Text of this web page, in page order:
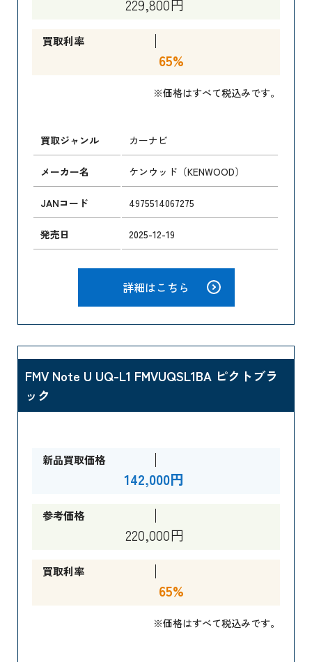
229,800円
買取利率
65%
※価格はすべて税込みです。
買取ジャンル カーナビ
メーカー名 ケンウッド（KENWOOD）
JANコード 4975514067275
発売日 2025-12-19
詳細はこちら
FMV Note U UQ-L1 FMVUQSL1BA ピクトブラ
ック
新品買取価格
142,000円
参考価格
220,000円
買取利率
65%
※価格はすべて税込みです。